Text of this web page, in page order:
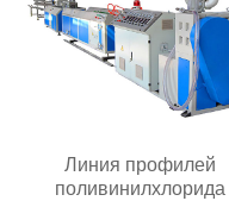
Линия профилей
поливинилхлорида